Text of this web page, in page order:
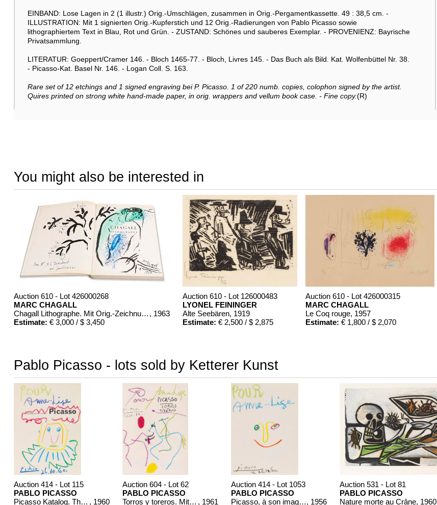
EINBAND: Lose Lagen in 2 (1 illustr.) Orig.-Umschlägen, zusammen in Orig.-Pergamentkassette. 49 : 38,5 cm. -
ILLUSTRATION: Mit 1 signierten Orig.-Kupferstich und 12 Orig.-Radierungen von Pablo Picasso sowie
lithographiertem Text in Blau, Rot und Grün. - ZUSTAND: Schönes und sauberes Exemplar. - PROVENIENZ: Bayrische
Privatsammlung.
LITERATUR: Goeppert/Cramer 146. - Bloch 1465-77. - Bloch, Livres 145. - Das Buch als Bild. Kat. Wolfenbüttel Nr. 38.
- Picasso-Kat. Basel Nr. 146. - Logan Coll. S. 163.
Rare set of 12 etchings and 1 signed engraving bei P. Picasso. 1 of 220 numb. copies, colophon signed by the artist.
Quires printed on strong white hand-made paper, in orig. wrappers and vellum book case. - Fine copy.(R)
You might also be interested in
Auction 610 - Lot 426000268
MARC CHAGALL
Chagall Lithographe. Mit Orig.-Zeichnung von Chagall , 1963
Estimate: € 3,000 / $ 3,450
Auction 610 - Lot 126000483
LYONEL FEININGER
Alte Seebären, 1919
Estimate: € 2,500 / $ 2,875
Auction 610 - Lot 426000315
MARC CHAGALL
Le Coq rouge, 1957
Estimate: € 1,800 / $ 2,070
Auction 610 - Lot 426000322
MARC CHAGALL
Estimate:€ 1,000 / $ 1,150
Auction 610 - Lot 426000326
THOMAS MANN
Mario und der Zauberer
Estimate:€ 1,000 / $ 1,150
Auction 610 - Lot 426000371
PAUL ERICH KÜPPERS
Pablo Picasso - lots sold by Ketterer Kunst
Auction 414 - Lot 115
PABLO PICASSO
Picasso Katalog. The Art Council of Great Britain. 1960. Mit Zeichnungen.. , 1960
Auction 604 - Lot 62
PABLO PICASSO
Torros y toreros. Mit Widm. u. Orig.-Zeichn.: Pour Annelise, 21 10 64. , 1961
Auction 414 - Lot 1053
PABLO PICASSO
Picasso, à son image. Mit Zeichnung. 1956., 1956
Auction 531 - Lot 81
PABLO PICASSO
Nature morte au Crâne, 1960